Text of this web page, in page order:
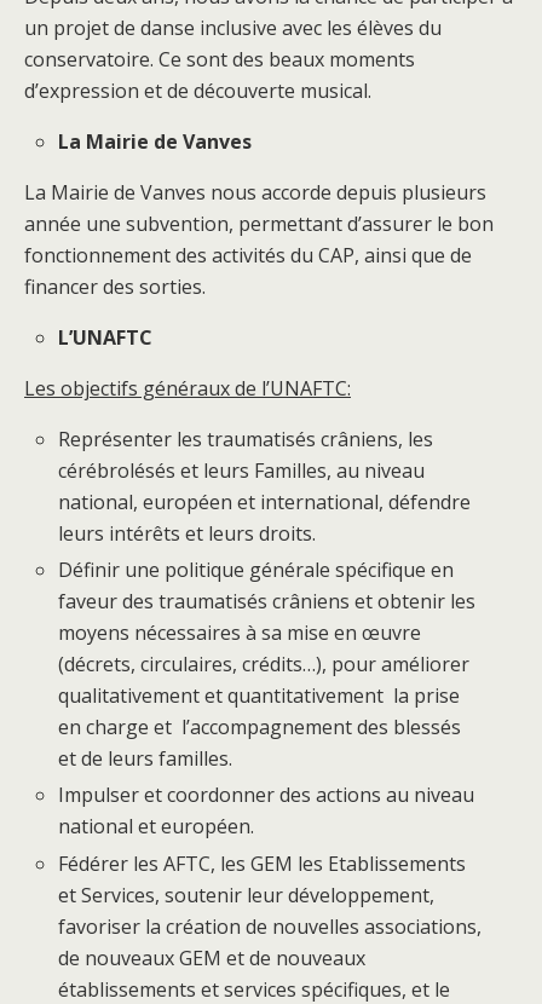
un projet de danse inclusive avec les élèves du
conservatoire. Ce sont des beaux moments
d’expression et de découverte musical.
La Mairie de Vanves
La Mairie de Vanves nous accorde depuis plusieurs
année une subvention, permettant d’assurer le bon
fonctionnement des activités du CAP, ainsi que de
financer des sorties.
L’UNAFTC
Les objectifs généraux de l’UNAFTC:
Représenter les traumatisés crâniens, les
cérébrolésés et leurs Familles, au niveau
national, européen et international, défendre
leurs intérêts et leurs droits.
Définir une politique générale spécifique en
faveur des traumatisés crâniens et obtenir les
moyens nécessaires à sa mise en œuvre
(décrets, circulaires, crédits…), pour améliorer
qualitativement et quantitativement la prise
en charge et l’accompagnement des blessés
et de leurs familles.
Impulser et coordonner des actions au niveau
national et européen.
Fédérer les AFTC, les GEM les Etablissements
et Services, soutenir leur développement,
favoriser la création de nouvelles associations,
de nouveaux GEM et de nouveaux
établissements et services spécifiques, et le